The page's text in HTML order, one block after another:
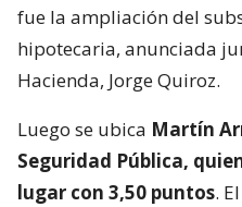
fue la ampliación del
hipotecaria, anunciada
Hacienda, Jorge Quiroz.
Luego se ubica Martín
Seguridad Pública,
lugar con 3,50 puntos.